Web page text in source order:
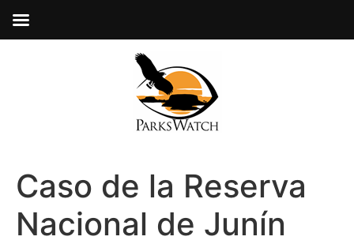
Caso de la Reserva
Nacional de Junín